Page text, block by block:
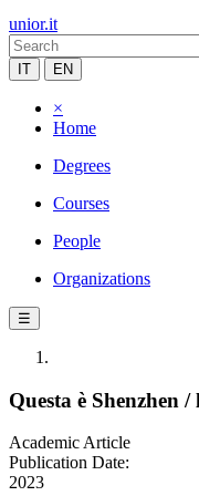
unior.it
IT EN
×
Home
Degrees
Courses
People
Organizations
☰
Questa è
Academic Article
Publication Date:
2023